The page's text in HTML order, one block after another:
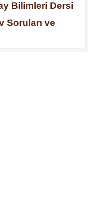
Bilimleri Dersi
Soruları ve